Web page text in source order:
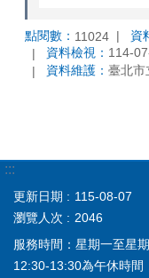
點閱數： 11024 資
資料檢視： 114-
資料維護： 臺北市
:::
更新日期
115-08-07
瀏覽人次
2046
服務時間：星期一至星
12:30-13:30為午休時間